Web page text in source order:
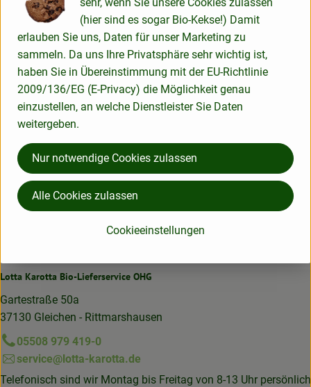
Produktdatenblatt
Herkunft
Hersteller: Peter Riegel Weinimport GmbH
Deutschland
Riegel Eigenmarke
Lotta Karotta Bio-Lieferservice OHG
Gartestraße 50a
37130 Gleichen - Rittmarshausen
05508 979 419-0
service@lotta-karotta.de
Telefonisch sind wir Montag bis Freitag von 8-13 Uhr persönlich
(hier sind es sogar Bio-Kekse!) Damit
erlauben Sie uns, Daten für unser Marketing zu
sammeln. Da uns Ihre Privatsphäre sehr wichtig ist,
haben Sie in Übereinstimmung mit der EU-Richtlinie
2009/136/EG (E-Privacy) die Möglichkeit genau
einzustellen, an welche Dienstleister Sie Daten
weitergeben.
Cookieeinstellungen
Nur notwendige Cookies zulassen
Alle Cookies zulassen